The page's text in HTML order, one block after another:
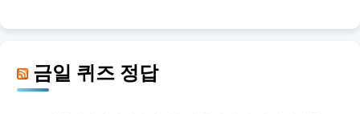
금일 퀴즈 정답